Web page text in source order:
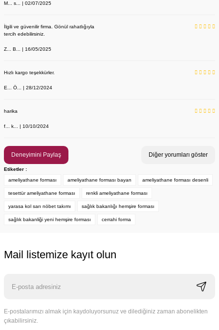
YENİ ÜRÜN
Labor Medikal Tekstil
199,00 TL
Logo Tasarım Ücreti 1 Adet
M... s... | 02/07/2025
İlgili ve güvenilir firma. Gönül rahatlığıyla
tercih edebilirsiniz.
Z... B... | 16/05/2025
Hızlı kargo teşekkürler.
E... Ö... | 28/12/2024
harika
f... k... | 10/10/2024
Deneyimini Paylaş Diğer yorumları göster
Etiketler :
ameliyathane forması
ameliyathane forması bayan ameliyathane forması desenli
tesettür ameliyathane forması renkli ameliyathane forması
yarasa kol sarı nöbet takımı sağlık bakanlığı hemşire forması
sağlık bakanliği yeni hemşire forması cerrahi forma
Mail listemize kayıt olun
E-postalarımızı almak için kaydoluyorsunuz ve dilediğiniz zaman abonelikten
çıkabilirsiniz.